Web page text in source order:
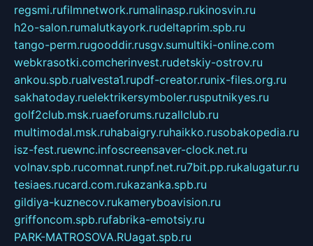
regsmi.rufilmnetwork.rumalinasp.rukinosvin.ru
h2o-salon.rumalutkayork.rudeltaprim.spb.ru
tango-perm.rugooddir.rusgv.sumultiki-online.com
webkrasotki.comcherinvest.rudetskiy-ostrov.ru
ankou.spb.rualvesta1.rupdf-creator.runix-files.org.ru
sakhatoday.ruelektrikersymboler.rusputnikyes.ru
golf2club.msk.ruaeforums.ruzallclub.ru
multimodal.msk.ruhabaigry.ruhaikko.rusobakopedia.ru
isz-fest.ruewnc.infoscreensaver-clock.net.ru
volnav.spb.rucomnat.runpf.net.ru7bit.pp.rukalugatur.ru
tesiaes.rucard.com.rukazanka.spb.ru
gildiya-kuznecov.rukameryboavision.ru
griffoncom.spb.rufabrika-emotsiy.ru
PARK-MATROSOVA.RUagat.spb.ru